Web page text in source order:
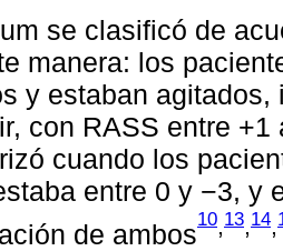
se clasificó de
manera: los
y estaban
con RASS entre
cuando los
entre 0 y −3, y
de ambos
10 13 14